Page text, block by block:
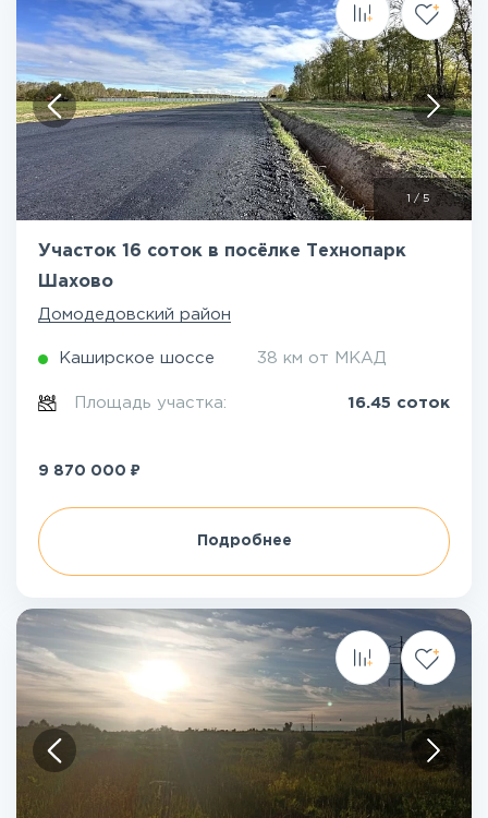
/5
Участок 16 соток в посёлке Технопарк
Шахово
Домодедовский район
Каширское шоссе 38 км от МКАД
Площадь участка: 16.45 соток
9 870 000 ₽
Подробнее